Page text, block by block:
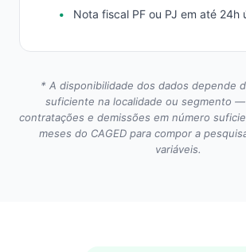
Nota fiscal PF ou PJ em até 24h
* A disponibilidade dos dados depende
suficiente na localidade ou segmento
contratações e demissões em número
meses do CAGED para compor a
variáveis.